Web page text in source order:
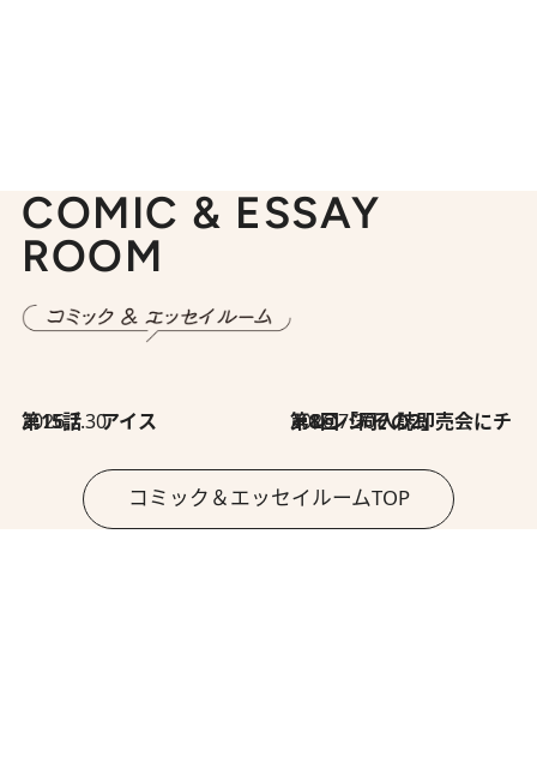
COMIC & ESSAY
ROOM
2026.7.30
第15話 アイス 2026.7.30
第8回「同人誌即売会にチャレンジ その2」
コミック＆エッセイルームTOP